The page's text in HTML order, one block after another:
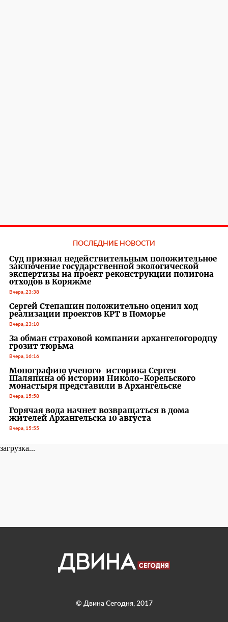
ПОСЛЕДНИЕ НОВОСТИ
Суд признал недействительным положительное
заключение государственной экологической
экспертизы на проект реконструкции полигона
отходов в Коряжме
Вчера, 23:38
Сергей Степашин положительно оценил ход
реализации проектов КРТ в Поморье
Вчера, 23:10
За обман страховой компании архангелогородцу
грозит тюрьма
Вчера, 16:16
Монографию ученого-историка Сергея
Шаляпина об истории Николо-Корельского
монастыря представили в Архангельске
Вчера, 15:58
Горячая вода начнет возвращаться в дома
жителей Архангельска 10 августа
Вчера, 15:55
загрузка...
© Двина Сегодня, 2017